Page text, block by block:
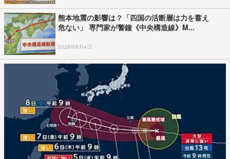
熊本地震の影響は？「四国の活断層は力を蓄え
危ない」 専門家が警鐘《中央構造線》M...
2026年8月4日